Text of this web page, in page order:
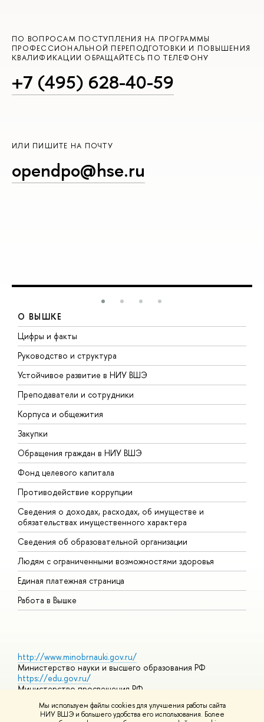
Мы используем файлы cookies для улучшения работы сайта
НИУ ВШЭ и большего удобства его использования. Более
ПО ВОПРОСАМ ПОСТУПЛЕНИЯ НА ПРОГРАММЫ
ПРОФЕССИОНАЛЬНОЙ ПЕРЕПОДГОТОВКИ И ПОВЫШЕНИЯ
КВАЛИФИКАЦИИ ОБРАЩАЙТЕСЬ ПО ТЕЛЕФОНУ
+7 (495) 628-40-59
ИЛИ ПИШИТЕ НА ПОЧТУ
opendpo@hse.ru
О ВЫШКЕ
Цифры и факты
Руководство и структура
Устойчивое развитие в НИУ ВШЭ
Преподаватели и сотрудники
Корпуса и общежития
Закупки
Обращения граждан в НИУ ВШЭ
Фонд целевого капитала
Противодействие коррупции
Сведения о доходах, расходах, об имуществе и
обязательствах имущественного характера
Сведения об образовательной организации
Людям с ограниченными возможностями здоровья
Единая платежная страница
Работа в Вышке
http://www.minobrnauki.gov.ru/
Министерство науки и высшего образования РФ
https://edu.gov.ru/
Министерство просвещения РФ
https://elearning.hse.ru/mooc
Массовые открытые онлайн-курсы